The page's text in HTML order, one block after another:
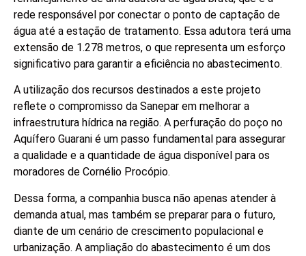
rede responsável por conectar o ponto de captação de
água até a estação de tratamento. Essa adutora terá uma
extensão de 1.278 metros, o que representa um esforço
significativo para garantir a eficiência no abastecimento.
A utilização dos recursos destinados a este projeto
reflete o compromisso da Sanepar em melhorar a
infraestrutura hídrica na região. A perfuração do poço no
Aquífero Guarani é um passo fundamental para assegurar
a qualidade e a quantidade de água disponível para os
moradores de Cornélio Procópio.
Dessa forma, a companhia busca não apenas atender à
demanda atual, mas também se preparar para o futuro,
diante de um cenário de crescimento populacional e
urbanização. A ampliação do abastecimento é um dos